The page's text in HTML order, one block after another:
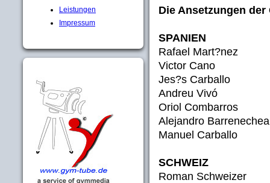
Leistungen
Impressum
Die Ansetzungen der
SPANIEN
Rafael Mart?nez
Victor Cano
Jes?s Carballo
Andreu Vivó
Oriol Combarros
Alejandro Barrenechea
Manuel Carballo
SCHWEIZ
Roman Schweizer